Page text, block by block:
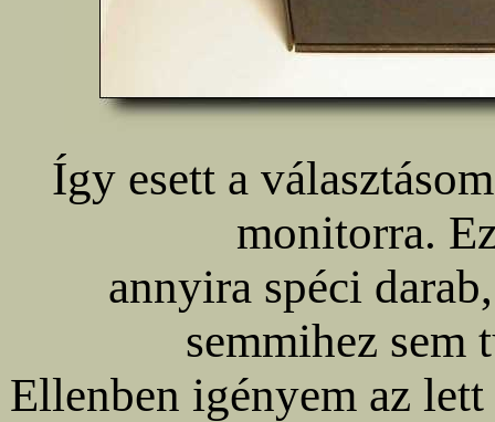
Így esett a
monitorra.
annyira spéci
semmihez sem
Ellenben igényem az